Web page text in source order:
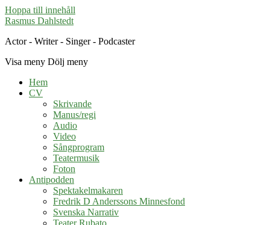
Hoppa till innehåll
Rasmus Dahlstedt
Actor - Writer - Singer - Podcaster
Visa meny Dölj meny
Hem
CV
Skrivande
Manus/regi
Audio
Video
Sångprogram
Teatermusik
Foton
Antipodden
Spektakelmakaren
Fredrik D Anderssons Minnesfond
Svenska Narrativ
Teater Rubato